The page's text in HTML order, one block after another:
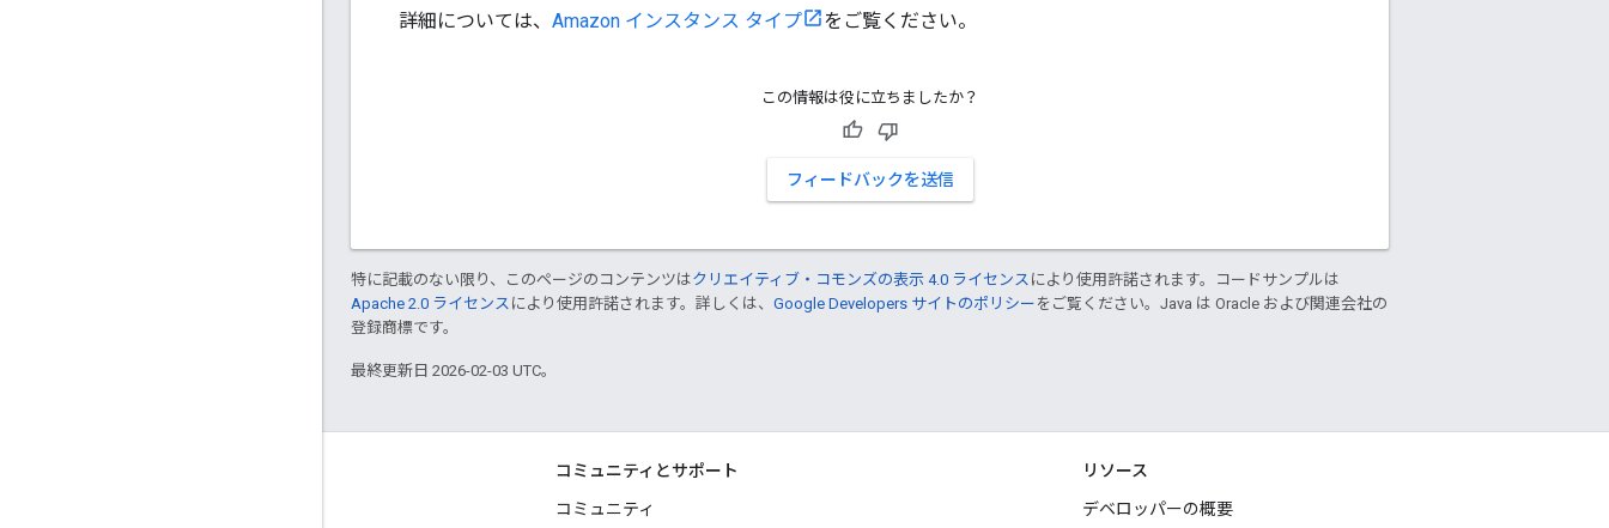
詳細については、 Amazon インスタンス タイプ をご覧ください。
この情報は役に立ちましたか？
フィードバックを送信
特に記載のない限り、このページのコンテンツはクリエイティブ・コモンズの表示 4.0 ライセンス により使用許諾されます。コードサンプルは
Apache 2.0 ライセンス により使用許諾されます。詳しくは、 Google Developers サイトのポリシー をご覧ください。Java は Oracle および関連会社の
登録商標です。
最終更新日 2026-02-03 UTC。
コミュニティとサポート
コミュニティ
リソース
デベロッパーの概要